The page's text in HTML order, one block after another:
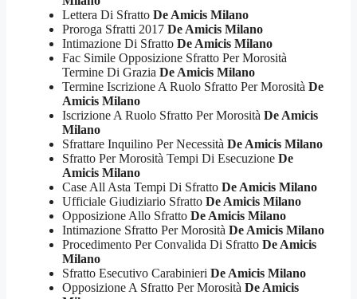
Lettera Di Sfratto De Amicis Milano
Proroga Sfratti 2017 De Amicis Milano
Intimazione Di Sfratto De Amicis Milano
Fac Simile Opposizione Sfratto Per Morosità
Termine Di Grazia De Amicis Milano
Termine Iscrizione A Ruolo Sfratto Per Morosità De
Amicis Milano
Iscrizione A Ruolo Sfratto Per Morosità De Amicis
Milano
Sfrattare Inquilino Per Necessità De Amicis Milano
Sfratto Per Morosità Tempi Di Esecuzione De
Amicis Milano
Case All Asta Tempi Di Sfratto De Amicis Milano
Ufficiale Giudiziario Sfratto De Amicis Milano
Opposizione Allo Sfratto De Amicis Milano
Intimazione Sfratto Per Morosità De Amicis Milano
Procedimento Per Convalida Di Sfratto De Amicis
Milano
Sfratto Esecutivo Carabinieri De Amicis Milano
Opposizione A Sfratto Per Morosità De Amicis